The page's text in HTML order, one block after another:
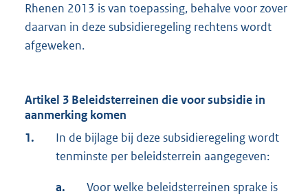
Rhenen 2013 is van toepassing, behalve voor zover
daarvan in deze subsidieregeling rechtens wordt
afgeweken.
Artikel 3 Beleidsterreinen die voor subsidie in
aanmerking komen
1.
In de bijlage bij deze subsidieregeling wordt
tenminste per beleidsterrein aangegeven:
a.
Voor welke beleidsterreinen sprake is